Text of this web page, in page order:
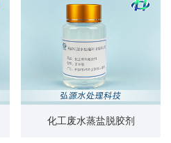
化工废水蒸盐脱胶剂